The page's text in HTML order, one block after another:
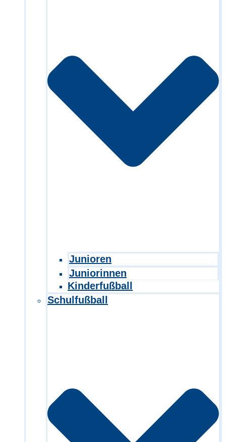
Junioren
Juniorinnen
Kinderfußball
Schulfußball